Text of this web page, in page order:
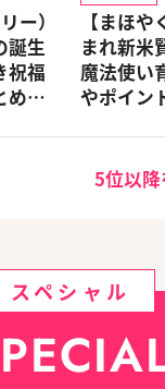
ー）
誕生
祝福
め
【まほ
まれ新米
魔法使い
やポイン
新》
5位以降
スペシャル